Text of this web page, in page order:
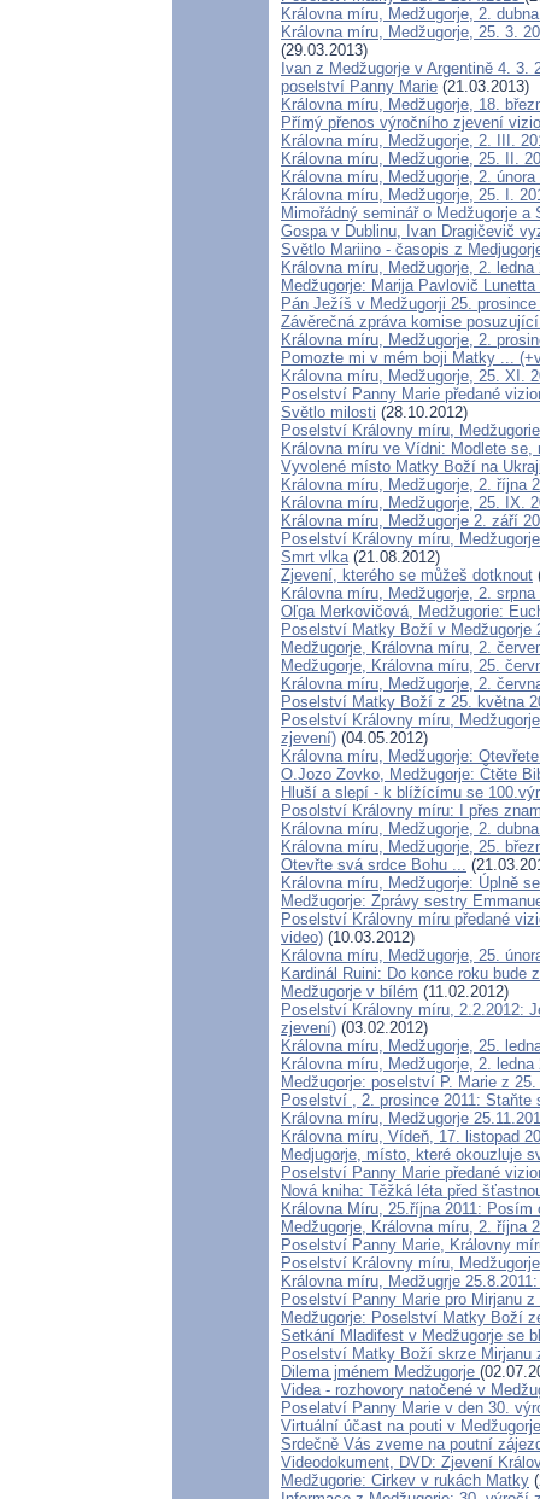
Královna míru, Medžugorje, 2.
Královna míru, Medžugorje, 25. 3.
(29.03.2013)
Ivan z Medžugorje v Argentině 4. 3.
poselství Panny Marie (21.03.2013)
Královna míru, Medžugorje, 18.
Přímý přenos výročního zjevení
Královna míru, Medžugorje, 2. III.
Královna míru, Medžugorie, 25. II.
Královna míru, Medžugorje, 2.
Královna míru, Medžugorje, 25. I.
Mimořádný seminář o Medžugorje
Gospa v Dublinu, Ivan Dragičevič
Světlo Mariino - časopis z
Královna míru, Medžugorje, 2.
Medžugorje: Marija Pavlovič
Pán Ježíš v Medžugorji 25.
Závěrečná zpráva komise
Královna míru, Medžugorje, 2.
Pomozte mi v mém boji Matky ...
Královna míru, Medžugorje, 25. XI.
Poselství Panny Marie předané
Světlo milosti (28.10.2012)
Poselství Královny míru,
Královna míru ve Vídni: Modlete se,
Vyvolené místo Matky Boží na
Královna míru, Medžugorje, 2. října
Královna míru, Medžugorje, 25. IX.
Královna míru, Medžugorje 2. září
Poselství Královny míru,
Smrt vlka(21.08.2012)
Zjevení, kterého se můžeš dotknout
Královna míru, Medžugorje, 2.
Oľga Merkovičová, Medžugorie:
Poselství Matky Boží v Medžugorje
Medžugorje, Královna míru, 2.
Medžugorje, Královna míru, 25.
Královna míru, Medžugorje, 2.
Poselství Matky Boží z 25. května
Poselství Královny míru,
zjevení) (04.05.2012)
Královna míru, Medžugorje:
O.Jozo Zovko, Medžugorje: Čtěte
Hluší a slepí - k blížícímu se
Posolství Královny míru: I přes
Královna míru, Medžugorje, 2.
Královna míru, Medžugorje, 25.
Otevřte svá srdce Bohu ...
Královna míru, Medžugorje: Úplně
Medžugorje: Zprávy sestry
Poselství Královny míru předané
video) (10.03.2012)
Královna míru, Medžugorje, 25.
Kardinál Ruini: Do konce roku bude
Medžugorje v bílém (11.02.2012)
Poselství Královny míru, 2.2.2012:
zjevení) (03.02.2012)
Královna míru, Medžugorje, 25.
Královna míru, Medžugorje, 2.
Medžugorje: poselství P. Marie z
Poselství , 2. prosince 2011: Staňte
Královna míru, Medžugorje
Královna míru, Vídeň, 17. listopad
Medjugorje, místo, které okouzluje
Poselství Panny Marie předané
Nová kniha: Těžká léta před
Královna Míru, 25.října 2011: Posím
Medžugorje, Královna míru, 2. října
Poselství Panny Marie, Královny
Poselství Královny míru,
Královna míru, Medžugrje
Poselství Panny Marie pro Mirjanu
Medžugorje: Poselství Matky Boží
Setkání Mladifest v Medžugorje se
Poselství Matky Boží skrze Mirjanu
Dilema jménem Medžugorje
Videa - rozhovory natočené v
Poselatví Panny Marie v den 30.
Virtuální účast na pouti v
Srdečně Vás zveme na poutní
Videodokument, DVD: Zjevení
Medžugorie: Cirkev v rukách Matky